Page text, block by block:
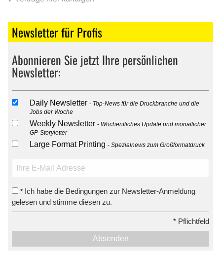
Newsletter für Profis
Abonnieren Sie jetzt Ihre persönlichen
Newsletter:
Daily Newsletter
Top-News für die Druckbranche und die
Jobs der Woche
Weekly Newsletter
Wöchentliches Update und monatlicher
GP-Storyletter
Large Format Printing Spezialnews zum Großformatdruck
* Ich habe die Bedingungen zur Newsletter-Anmeldung
gelesen und stimme diesen zu.
* Pflichtfeld
Absenden